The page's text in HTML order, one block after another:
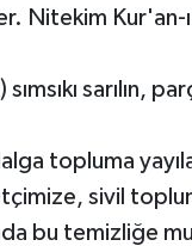
Nitekim Kur'an-
sarılın,
topluma
sivil toplum
bu temizliğe